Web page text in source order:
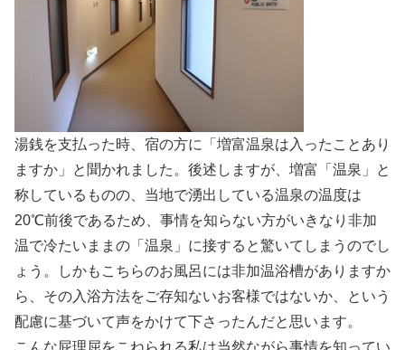
湯銭を支払った時、宿の方に「増富温泉は入ったことあり
ますか」と聞かれました。後述しますが、増富「温泉」と
称しているものの、当地で湧出している温泉の温度は
20℃前後であるため、事情を知らない方がいきなり非加
温で冷たいままの「温泉」に接すると驚いてしまうのでし
ょう。しかもこちらのお風呂には非加温浴槽がありますか
ら、その入浴方法をご存知ないお客様ではないか、という
配慮に基づいて声をかけて下さったんだと思います。
こんな屁理屈をこねられる私は当然ながら事情を知ってい